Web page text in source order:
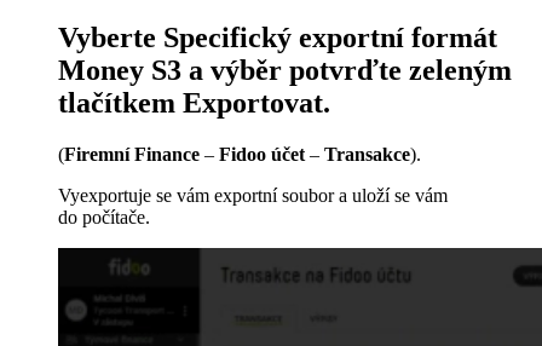
Vyberte Specifický exportní formát
Money S3 a výběr potvrďte zeleným
tlačítkem Exportovat.
(Firemní Finance – Fidoo účet – Transakce).
Vyexportuje se vám exportní soubor a uloží se vám
do počítače.